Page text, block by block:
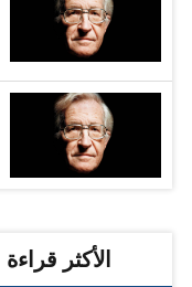
الأكثر قراءة